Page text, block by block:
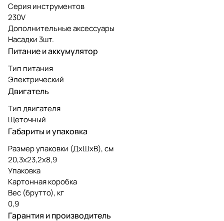
Серия инструментов
230V
Дополнительные аксессуары
Насадки 3шт.
Питание и аккумулятор
Тип питания
Электрический
Двигатель
Тип двигателя
Щеточный
Габариты и упаковка
Размер упаковки (ДxШxВ), см
20,3x23,2x8,9
Упаковка
Картонная коробка
Вес (брутто), кг
0,9
Гарантия и производитель